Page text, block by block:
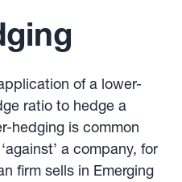
of a lower-
ratio to hedge a
hedging is common
a company, for
firm sells in Emerging